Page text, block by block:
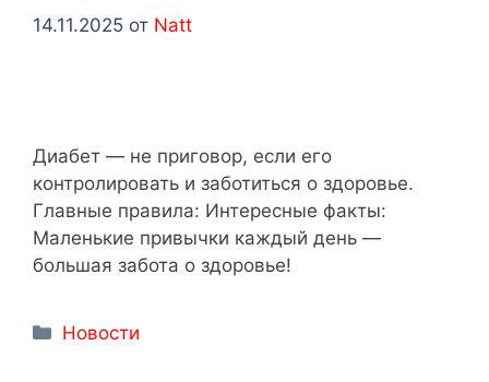
14.11.2025 от Natt
Диабет — не приговор, если его
контролировать и заботиться о здоровье.
Главные правила: Интересные факты:
Маленькие привычки каждый день —
большая забота о здоровье!
Новости